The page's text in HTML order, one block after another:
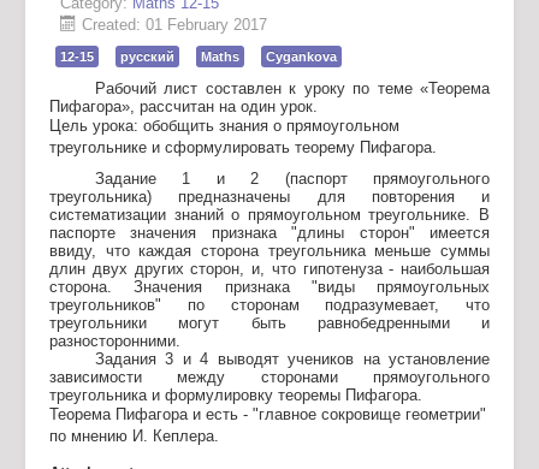
Created: 01 February 2017
12-15 русский Maths Cygankova
Рабочий лист составлен к уроку по теме «Теорема
Пифагора», рассчитан на один урок.
Цель урока: обобщить знания о прямоугольном
треугольнике и сформулировать теорему Пифагора.
Задание 1 и 2 (паспорт прямоугольного
треугольника) предназначены для повторения и
систематизации знаний о прямоугольном треугольнике. В
паспорте значения признака "длины сторон" имеется
ввиду, что каждая сторона треугольника меньше суммы
длин двух других сторон, и, что гипотенуза - наибольшая
сторона. Значения признака "виды прямоугольных
треугольников" по сторонам подразумевает, что
треугольники могут быть равнобедренными и
разносторонними.
Задания 3 и 4 выводят учеников на установление
зависимости между сторонами прямоугольного
треугольника и формулировку теоремы Пифагора.
Теорема Пифагора и есть - "главное сокровище геометрии"
по мнению И. Кеплера.